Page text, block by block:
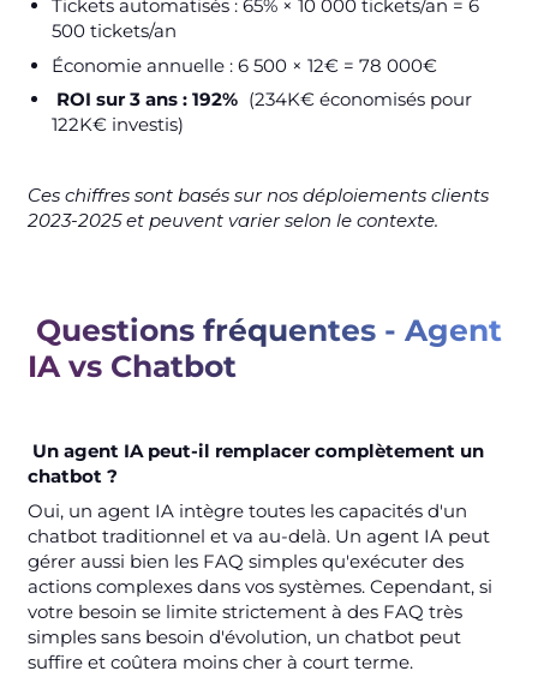
Tickets automatisés : 65% × 10 000 tickets/an = 6
500 tickets/an
Économie annuelle : 6 500 × 12€ = 78 000€
ROI sur 3 ans : 192% (234K€ économisés pour
122K€ investis)
Ces chiffres sont basés sur nos déploiements clients
2023-2025 et peuvent varier selon le contexte.
Questions fréquentes - Agent
IA vs Chatbot
Un agent IA peut-il remplacer complètement un
chatbot ?
Oui, un agent IA intègre toutes les capacités d'un
chatbot traditionnel et va au-delà. Un agent IA peut
gérer aussi bien les FAQ simples qu'exécuter des
actions complexes dans vos systèmes. Cependant, si
votre besoin se limite strictement à des FAQ très
simples sans besoin d'évolution, un chatbot peut
suffire et coûtera moins cher à court terme.